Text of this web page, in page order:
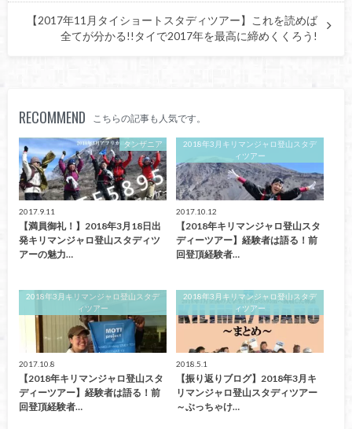
【2017年11月タイショートスタディツアー】これを読めば
全てが分かる!!タイで2017年を最高に締めくくろう!
RECOMMEND こちらの記事も人気です。
タンザニア
2017.9.11
【満員御礼！】2018年3月18日出
発キリマンジャロ登山スタディツ
アーの魅力…
2018年3月キリマンジャロ登山スタデ
ィツアー
2017.10.12
【2018年キリマンジャロ登山スタ
ディーツアー】経験者は語る！前
回登頂経験者…
2018年3月キリマンジャロ登山スタデ
ィツアー
2017.10.8
【2018年キリマンジャロ登山スタ
ディーツアー】経験者は語る！前
回登頂経験者…
2018年3月キリマンジャロ登山スタデ
ィツアー
2018.5.1
【振り返りブログ】2018年3月キ
リマンジャロ登山スタディツアー
～ぶっちゃけ…